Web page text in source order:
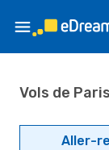
Vols de
Aller-